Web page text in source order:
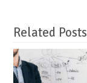
Related Posts